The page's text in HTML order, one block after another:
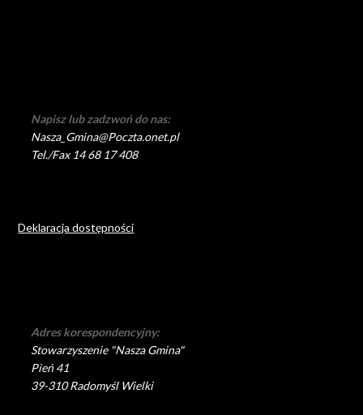
Napisz lub zadzwoń do nas:
Nasza_Gmina@Poczta.onet.pl
Tel./Fax 14 68 17 408
Deklaracja dostępności
Adres korespondencyjny:
Stowarzyszenie "Nasza Gmina"
Pień 41
39-310 Radomyśl Wielki